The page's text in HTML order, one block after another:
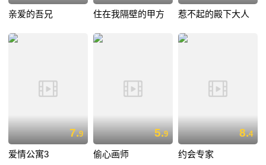
亲爱的吾兄 住在我隔壁的甲方 惹不起的殿下大人
7.9
爱情公寓3
5.9
偷心画师
8.4
约会专家